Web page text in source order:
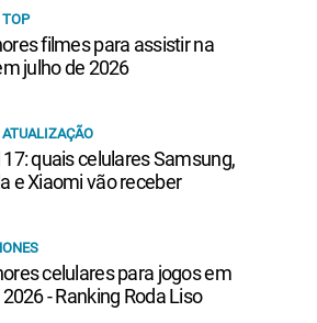
filmes para assistir na
julho de 2026
quais celulares Samsung,
e Xiaomi vão receber
celulares para jogos em
- Ranking Roda Liso